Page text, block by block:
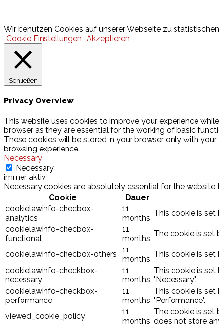
Wir benutzen Cookies auf unserer Webseite zu
Cookie Einstellungen Akzeptieren
Schließen
Privacy Overview
This website uses cookies to improve your experience
browser as they are essential for the working of basic
These cookies will be stored in your browser only with
browsing experience.
Necessary
Necessary
immer aktiv
Necessary cookies are absolutely essential for the
Cookie
Dauer
cookielawinfo-checbox-
analytics
11
months
This cookie is set
cookielawinfo-checbox-
functional
11
months
The cookie is set
cookielawinfo-checbox-others
11
months
This cookie is set
cookielawinfo-checkbox-
necessary
11
months
This cookie is
"Necessary".
cookielawinfo-checkbox-
performance
11
months
This cookie is
"Performance".
viewed_cookie_policy
11
months
The cookie is set
does not store